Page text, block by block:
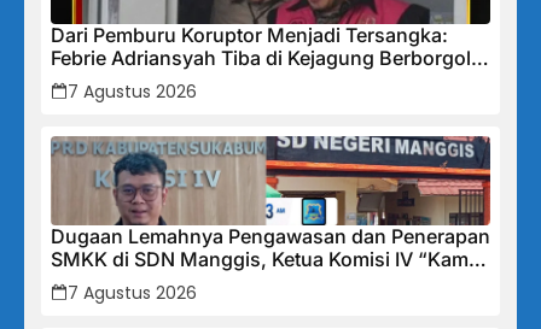
Dari Pemburu Koruptor Menjadi Tersangka:
Febrie Adriansyah Tiba di Kejagung Berborgol,
Bawa Map Biru dan Senyum Penuh Teka-teki
7 Agustus 2026
Dugaan Lemahnya Pengawasan dan Penerapan
SMKK di SDN Manggis, Ketua Komisi IV “Kami
Tidak Akan Segan Menindak”
7 Agustus 2026